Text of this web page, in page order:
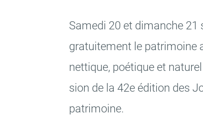
Samedi 20 et dimanche 21
gratui­te­ment le patri­moine
net­tique, poétique et
sion de la 42e édition des
patri­moine.